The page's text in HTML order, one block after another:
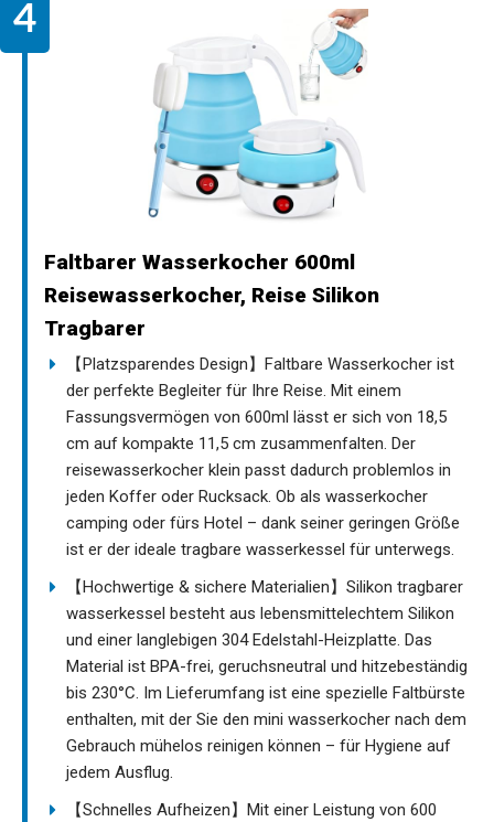
Faltbarer Wasserkocher 600ml
Reisewasserkocher, Reise Silikon
Tragbarer
【Platzsparendes Design】Faltbare Wasserkocher ist
der perfekte Begleiter für Ihre Reise. Mit einem
Fassungsvermögen von 600ml lässt er sich von 18,5
cm auf kompakte 11,5 cm zusammenfalten. Der
reisewasserkocher klein passt dadurch problemlos in
jeden Koffer oder Rucksack. Ob als wasserkocher
camping oder fürs Hotel – dank seiner geringen Größe
ist er der ideale tragbare wasserkessel für unterwegs.
【Hochwertige & sichere Materialien】Silikon tragbarer
wasserkessel besteht aus lebensmittelechtem Silikon
und einer langlebigen 304 Edelstahl-Heizplatte. Das
Material ist BPA-frei, geruchsneutral und hitzebeständig
bis 230°C. Im Lieferumfang ist eine spezielle Faltbürste
enthalten, mit der Sie den mini wasserkocher nach dem
Gebrauch mühelos reinigen können – für Hygiene auf
jedem Ausflug.
【Schnelles Aufheizen】Mit einer Leistung von 600